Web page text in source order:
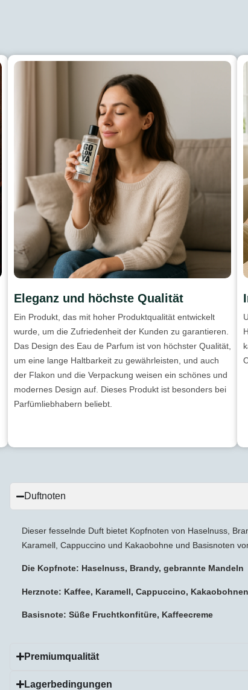
Eleganz und höchste Qualität
Ein Produkt, das mit hoher Produktqualität entwickelt
wurde, um die Zufriedenheit der Kunden zu garantieren.
Das Design des Eau de Parfum ist von höchster Qualität,
um eine lange Haltbarkeit zu gewährleisten, und auch
der Flakon und die Verpackung weisen ein schönes und
modernes Design auf. Dieses Produkt ist besonders bei
Parfümliebhabern beliebt.
Duftnoten
Dieser fesselnde Duft bietet Kopfnoten von Haselnuss,
Karamell, Cappuccino und Kakaobohne und Basisnoten
Die Kopfnote: Haselnuss, Brandy, gebrannte Mandeln
Herznote: Kaffee, Karamell, Cappuccino, Kakaobohnen
Basisnote: Süße Fruchtkonfitüre, Kaffeecreme
Premiumqualität
Lagerbedingungen